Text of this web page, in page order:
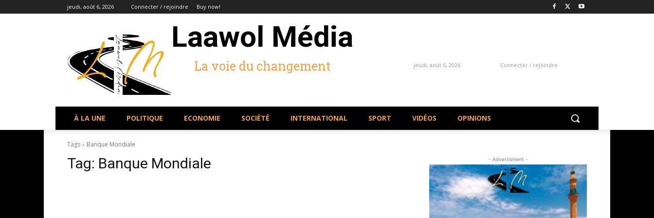
jeudi, août 6, 2026 Connecter / rejoindre Buy now!
Laawol Média
La voie du changement jeudi, août 6, 2026 Connecter / rejoindre
À LA UNE POLITIQUE ECONOMIE SOCIÉTÉ INTERNATIONAL SPORT VIDÉOS OPINIONS
Tags Banque Mondiale
Tag: Banque Mondiale - Advertisment -